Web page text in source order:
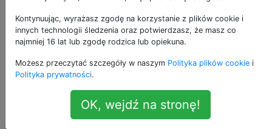
ID powinienem
używać na
komputerze
służbowym?
Kontynuując, wyrażasz zgodę na korzystanie z plików cookie i
innych technologii śledzenia oraz potwierdzasz, że masz co
najmniej 16 lat lub zgodę rodzica lub opiekuna.
Możesz przeczytać szczegóły w naszym Polityka plików cookie i
Polityka prywatności.
OK, wejdź na stronę!